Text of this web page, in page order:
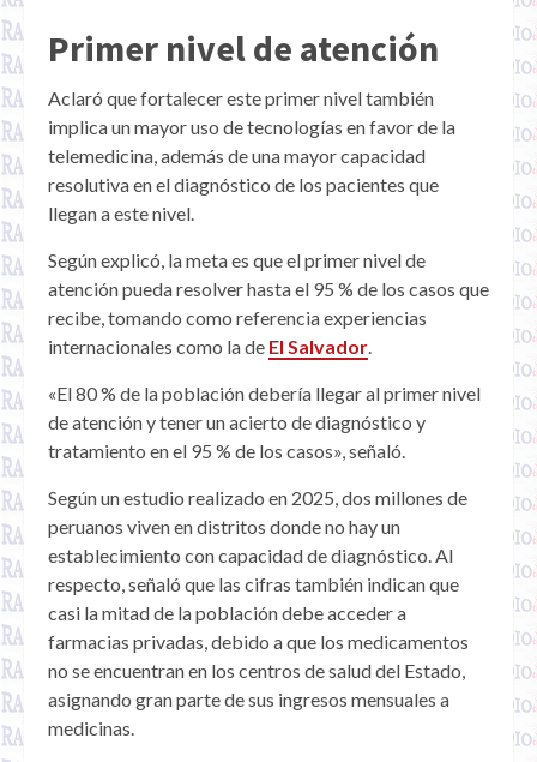
Primer nivel de atención
Aclaró que fortalecer este primer nivel también
implica un mayor uso de tecnologías en favor de la
telemedicina, además de una mayor capacidad
resolutiva en el diagnóstico de los pacientes que
llegan a este nivel.
Según explicó, la meta es que el primer nivel de
atención pueda resolver hasta el 95 % de los casos que
recibe, tomando como referencia experiencias
internacionales como la de El Salvador.
«El 80 % de la población debería llegar al primer nivel
de atención y tener un acierto de diagnóstico y
tratamiento en el 95 % de los casos», señaló.
Según un estudio realizado en 2025, dos millones de
peruanos viven en distritos donde no hay un
establecimiento con capacidad de diagnóstico. Al
respecto, señaló que las cifras también indican que
casi la mitad de la población debe acceder a
farmacias privadas, debido a que los medicamentos
no se encuentran en los centros de salud del Estado,
asignando gran parte de sus ingresos mensuales a
medicinas.